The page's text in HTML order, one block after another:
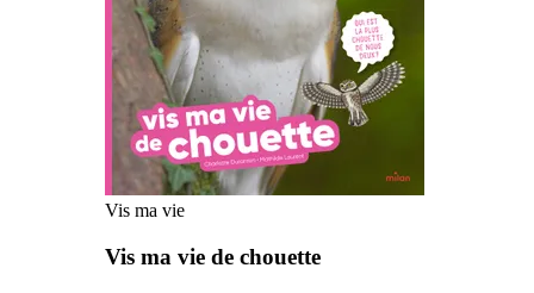
Vis ma vie
Vis ma vie de chouette